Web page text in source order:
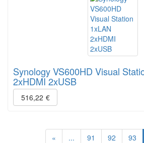
Synology VS600HD Visual
2xHDMI 2xUSB
516,22 €
« ... 91 92 93